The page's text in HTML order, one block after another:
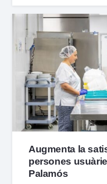
Augmenta la
persones
Palamós